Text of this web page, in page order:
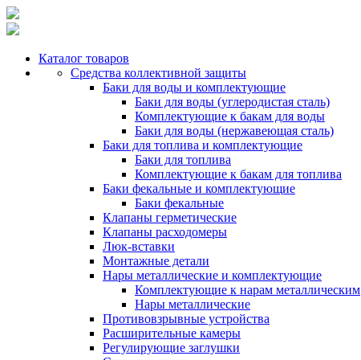
Каталог товаров
Средства коллективной защиты
Баки для воды и комплектующие
Баки для воды (углеродистая сталь)
Комплектующие к бакам для воды
Баки для воды (нержавеющая сталь)
Баки для топлива и комплектующие
Баки для топлива
Комплектующие к бакам для топлива
Баки фекальные и комплектующие
Баки фекальные
Клапаны герметические
Клапаны расходомеры
Люк-вставки
Монтажные детали
Нары металлические и комплектующие
Комплектующие к нарам металлическим
Нары металлические
Противовзрывные устройства
Расширительные камеры
Регулирующие заглушки